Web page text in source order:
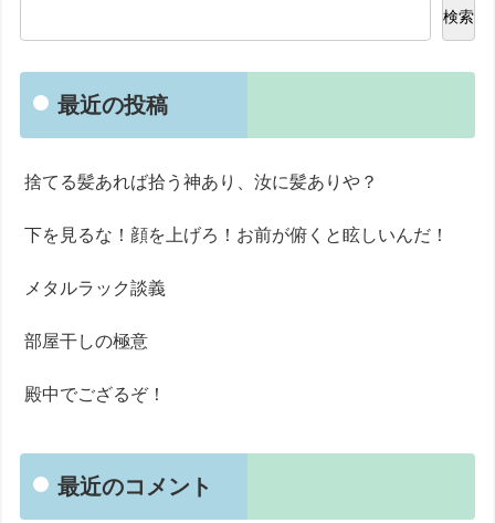
検索
最近の投稿
捨てる髪あれば拾う神あり、汝に髪ありや？
下を見るな！顔を上げろ！お前が俯くと眩しいんだ！
メタルラック談義
部屋干しの極意
殿中でござるぞ！
最近のコメント